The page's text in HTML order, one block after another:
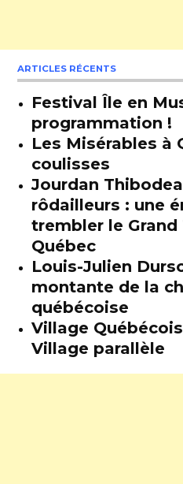
ARTICLES RÉCENTS
Festival Île en
programmation !
Les Misérables à
coulisses
Jourdan
rôdailleurs : une
trembler le Grand
Québec
Louis-Julien
montante de la
québécoise
Village
Village parallèle